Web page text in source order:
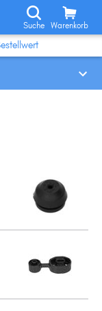
Suche Warenkorb